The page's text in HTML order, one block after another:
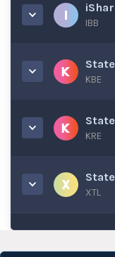
IBB
KBE
KRE
XTL